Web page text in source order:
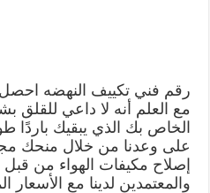
رقم فني تكييف النهضه احصل
مع العلم أنه لا داعي للقلق
الخاص بك الذي يبقيك
على وعدنا من خلال منحك
إصلاح مكيفات الهواء من قبل
والمعتمدين لدينا مع